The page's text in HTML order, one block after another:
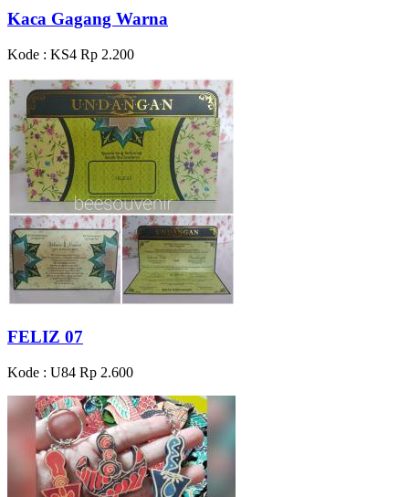
Kaca Gagang Warna
Kode : KS4 Rp 2.200
FELIZ 07
Kode : U84 Rp 2.600